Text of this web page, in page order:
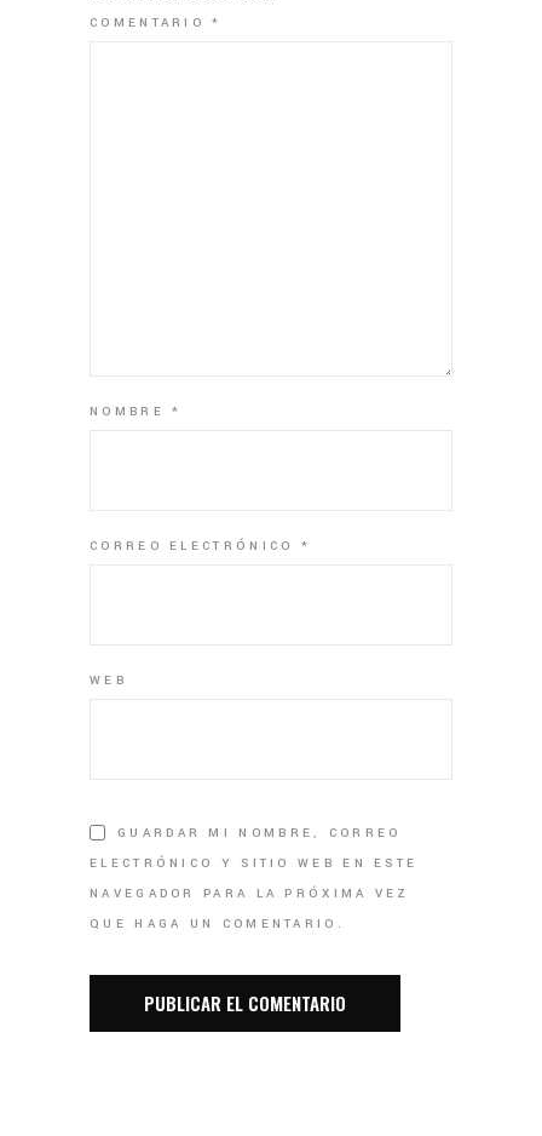
COMENTARIO*
NOMBRE*
CORREO ELECTRÓNICO *
WEB
GUARDAR MI NOMBRE, CORREO
ELECTRÓNICO Y SITIO WEB EN ESTE
NAVEGADOR PARA LA PRÓXIMA VEZ
QUE HAGA UN COMENTARIO.